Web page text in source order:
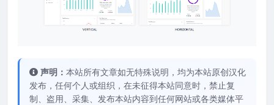
声明： 本站所有文章如无特殊说明，均为本站原创汉化
发布，任何个人或组织，在未征得本站同意时，禁止复
制、盗用、采集、发布本站内容到任何网站或各类媒体平